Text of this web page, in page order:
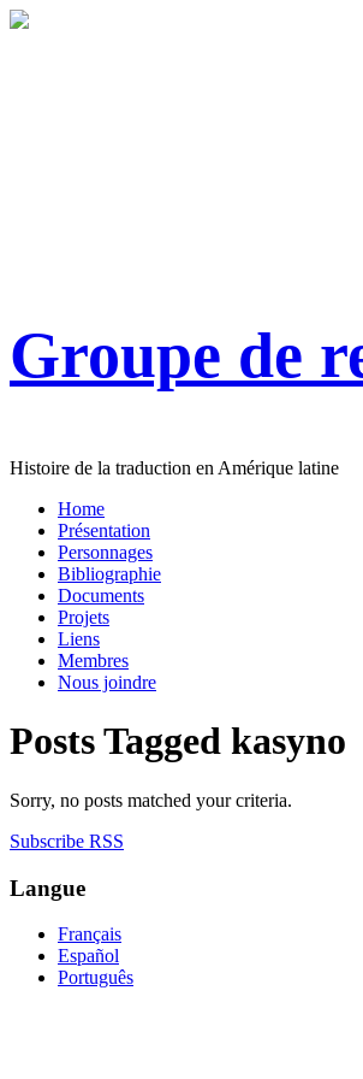
Groupe de
Histoire de la traduction en Amérique latine
Home
Présentation
Personnages
Bibliographie
Documents
Projets
Liens
Membres
Nous joindre
Posts Tagged kasyno
Sorry, no posts matched your criteria.
Subscribe RSS
Langue
Français
Español
Português